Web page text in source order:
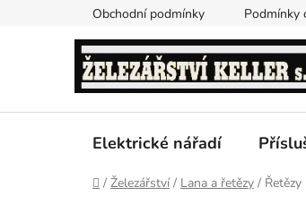
Obchodní podmínky Podmínky
Elektrické nářadí
Domů
/ Železářství / Lana a řetězy / Řetězy